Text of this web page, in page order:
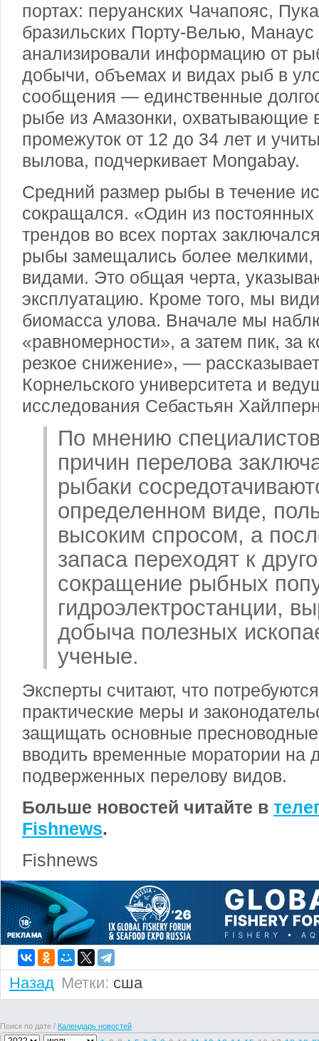
портах: перуанских Чачапояс,
бразильских Порту-Велью,
анализировали информацию от
добычи, объемах и видах рыб в
сообщения — единственные
рыбе из Амазонки, охватывающие
промежуток от 12 до 34 лет и
вылова, подчеркивает Mongabay.
Средний размер рыбы в течение
сокращался. «Один из
трендов во всех портах
рыбы замещались более мелкими,
видами. Это общая черта,
эксплуатацию. Кроме того, мы
биомасса улова. Вначале мы
«равномерности», а затем пик, за
резкое снижение», —
Корнельского университета и
исследования Себастьян
По мнению
причин перелова
рыбаки
определенном виде,
высоким спросом, а
запаса переходят к
сокращение рыбных
гидроэлектростанции,
добыча полезных
ученые.
Эксперты считают, что
практические меры и
защищать основные
вводить временные моратории на
подверженных перелову видов.
Больше новостей читайте в
Fishnews.
Fishnews
Назад Метки: сша
Поиск по дате / Календарь новостей